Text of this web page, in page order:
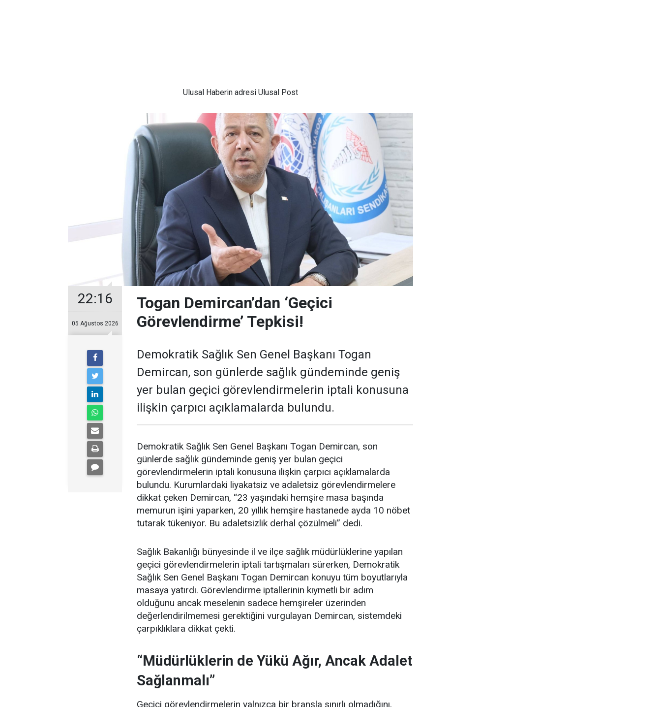
Ulusal Haberin adresi Ulusal Post
22:16
05 Ağustos 2026
Togan Demircan’dan ‘Geçici
Görevlendirme’ Tepkisi!
Demokratik Sağlık Sen Genel Başkanı Togan
Demircan, son günlerde sağlık gündeminde geniş
yer bulan geçici görevlendirmelerin iptali konusuna
ilişkin çarpıcı açıklamalarda bulundu.
Demokratik Sağlık Sen Genel Başkanı Togan Demircan, son
günlerde sağlık gündeminde geniş yer bulan geçici
görevlendirmelerin iptali konusuna ilişkin çarpıcı açıklamalarda
bulundu. Kurumlardaki liyakatsiz ve adaletsiz görevlendirmelere
dikkat çeken Demircan, “23 yaşındaki hemşire masa başında
memurun işini yaparken, 20 yıllık hemşire hastanede ayda 10 nöbet
tutarak tükeniyor. Bu adaletsizlik derhal çözülmeli” dedi.
Sağlık Bakanlığı bünyesinde il ve ilçe sağlık müdürlüklerine yapılan
geçici görevlendirmelerin iptali tartışmaları sürerken, Demokratik
Sağlık Sen Genel Başkanı Togan Demircan konuyu tüm boyutlarıyla
masaya yatırdı. Görevlendirme iptallerinin kıymetli bir adım
olduğunu ancak meselenin sadece hemşireler üzerinden
değerlendirilmemesi gerektiğini vurgulayan Demircan, sistemdeki
çarpıklıklara dikkat çekti.
“Müdürlüklerin de Yükü Ağır, Ancak Adalet
Sağlanmalı”
Geçici görevlendirmelerin yalnızca bir branşla sınırlı olmadığını,